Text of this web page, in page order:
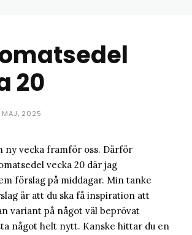
20
MAJ, 2025
ny vecka framför oss. Därför
vecka 20 där jag
förslag på middagar. Min tanke
är att du ska få inspiration att
variant på något väl beprövat
något helt nytt. Kanske hittar du en